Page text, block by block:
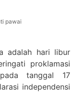
pawai
adalah hari libur
proklamasi
tanggal 17
independensi